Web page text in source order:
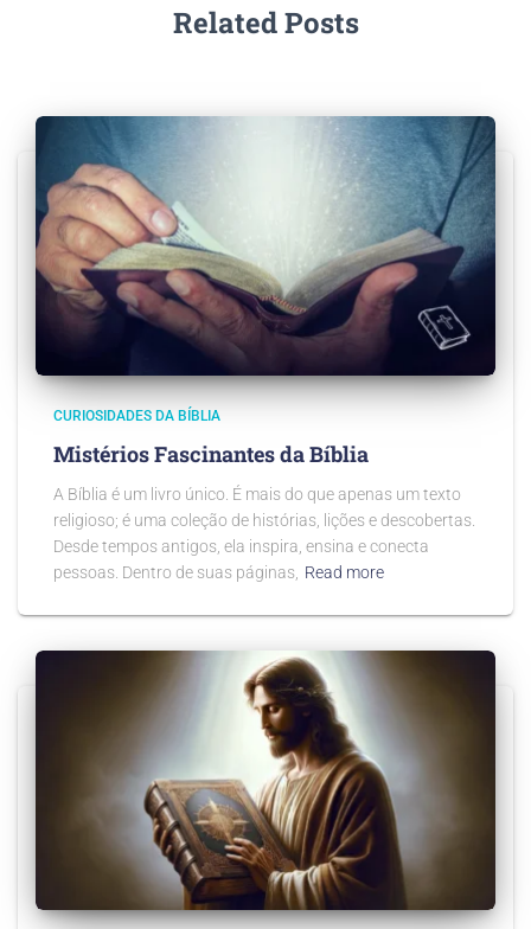
Related Posts
CURIOSIDADES DA BÍBLIA
Mistérios Fascinantes da Bíblia
A Bíblia é um livro único. É mais do que apenas um texto
religioso; é uma coleção de histórias, lições e descobertas.
Desde tempos antigos, ela inspira, ensina e conecta
pessoas. Dentro de suas páginas, Read more